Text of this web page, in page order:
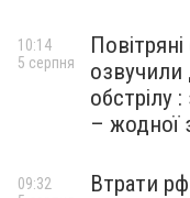
озвучили
обстрілу
– жодної
10:14
5 серпня
Втрати
09:32